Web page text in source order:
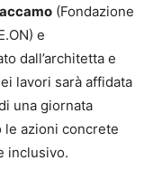
(Fondazione
e
dall’architetta e
lavori sarà affidata
una giornata
le azioni concrete
inclusivo.